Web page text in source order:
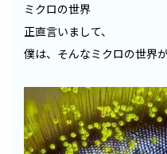
ミクロの世界
正直言いまして、
僕は、そんなミクロの世界